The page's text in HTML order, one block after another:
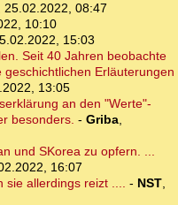
25.02.2022, 08:47
10:10
15:03
Seit 40 Jahren beobachte
Erläuterungen
13:05
an den "Werte"-
besonders. - Griba,
und SKorea zu opfern. ...
16:07
sie allerdings reizt .... - NST,